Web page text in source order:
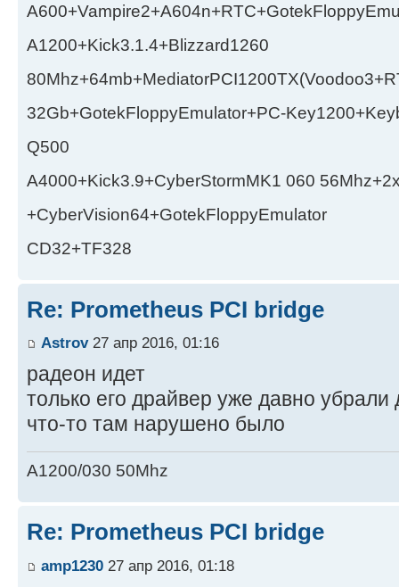
A1200+Kick3.1.4+Blizzard1260
32Gb+GotekFloppyEmulator+PC-
Q500
A4000+Kick3.9+CyberStormMK1 060
+CyberVision64+GotekFloppyEmulator
CD32+TF328
Re: Prometheus PCI bridge
Astrov27 апр 2016, 01:16
радеон идет
только его драйвер уже давно убрали
что-то там нарушено было
A1200/030 50Mhz
Re: Prometheus PCI bridge
amp1230 27 апр 2016, 01:18